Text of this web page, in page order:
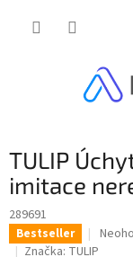
TULIP
imitace
289691
Bestseller
Značka: TULIP